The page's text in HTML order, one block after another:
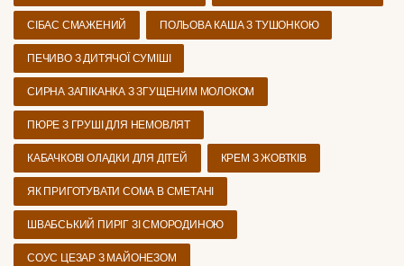
СІБАС СМАЖЕНИЙ ПОЛЬОВА КАША З ТУШОНКОЮ
ПЕЧИВО З ДИТЯЧОЇ СУМІШІ
СИРНА ЗАПІКАНКА З ЗГУЩЕНИМ МОЛОКОМ
ПЮРЕ З ГРУШІ ДЛЯ НЕМОВЛЯТ
КАБАЧКОВІ ОЛАДКИ ДЛЯ ДІТЕЙ КРЕМ З ЖОВТКІВ
ЯК ПРИГОТУВАТИ СОМА В СМЕТАНІ
ШВАБСЬКИЙ ПИРІГ ЗІ СМОРОДИНОЮ
СОУС ЦЕЗАР З МАЙОНЕЗОМ